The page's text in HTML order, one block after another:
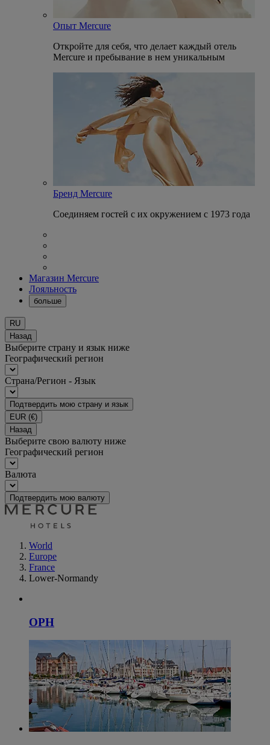
Опыт Mercure
Откройте для себя, что делает каждый отель
Mercure и пребывание в нем уникальным
Бренд Mercure
Соединяем гостей с их окружением с 1973 года
Магазин Mercure
Лояльность
больше
RU
Назад
Выберите страну и язык ниже
Географический регион
Страна/Регион - Язык
Подтвердить мою страну и язык
EUR (€)
Назад
Выберите свою валюту ниже
Географический регион
Валюта
Подтвердить мою валюту
World
Europe
France
Lower-Normandy
ОРН